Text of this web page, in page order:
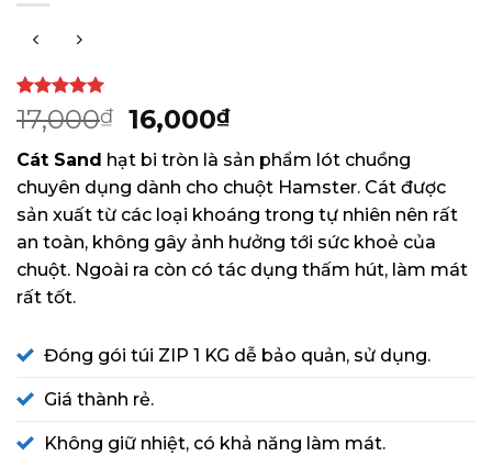
5trên 5
dựa trên
1
17,000₫
Giá
gốc
là:
17,000₫.
16,000₫Giá
hiện
tại
là:
16,000₫.
Cát Sand hạt bi tròn là sản phẩm lót chuồng
chuyên dụng dành cho chuột Hamster. Cát được
sản xuất từ các loại khoáng trong tự nhiên nên rất
an toàn, không gây ảnh hưởng tới sức khoẻ của
chuột. Ngoài ra còn có tác dụng thấm hút, làm mát
rất tốt.
Đóng gói túi ZIP 1 KG dễ bảo quản, sử dụng.
Giá thành rẻ.
Không giữ nhiệt, có khả năng làm mát.